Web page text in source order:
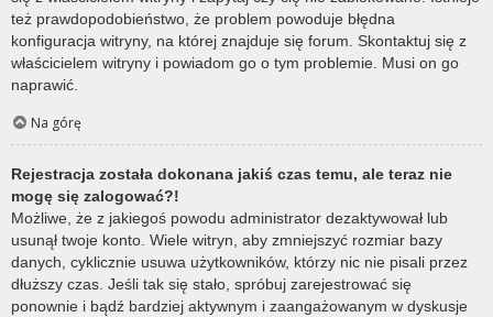
też prawdopodobieństwo, że problem powoduje błędna
konfiguracja witryny, na której znajduje się forum. Skontaktuj się z
właścicielem witryny i powiadom go o tym problemie. Musi on go
naprawić.
Na górę
Rejestracja została dokonana jakiś czas temu, ale teraz nie
mogę się zalogować?!
Możliwe, że z jakiegoś powodu administrator dezaktywował lub
usunął twoje konto. Wiele witryn, aby zmniejszyć rozmiar bazy
danych, cyklicznie usuwa użytkowników, którzy nic nie pisali przez
dłuższy czas. Jeśli tak się stało, spróbuj zarejestrować się
ponownie i bądź bardziej aktywnym i zaangażowanym w dyskusje